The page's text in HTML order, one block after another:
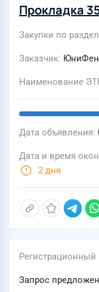
Прокладка
Закупки по
Заказчик
Наименование
Дата объявления
Дата и время
2 дня
Запрос